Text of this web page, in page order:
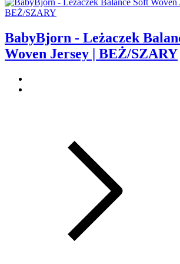
BabyBjorn - Leżaczek
Woven Jersey | BEŻ/SZARY